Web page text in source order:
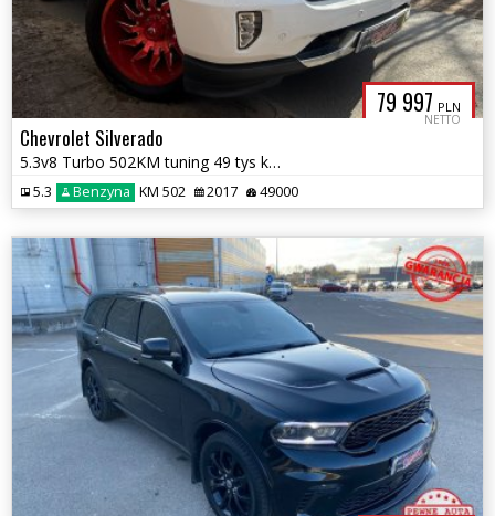
79 997 PLN
NETTO
Chevrolet Silverado
5.3v8 Turbo 502KM tuning 49 tys km piękny doinwestowany zamiana 1..gw
5.3 Benzyna KM 502 2017 49000